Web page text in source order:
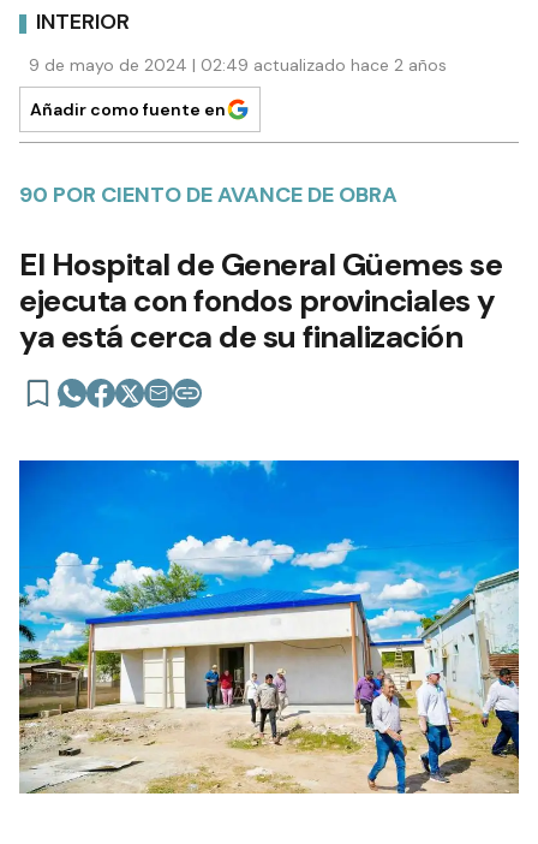
INTERIOR
9 de mayo de 2024 | 02:49 actualizado hace 2 años
Añadir como fuente en
90 POR CIENTO DE AVANCE DE OBRA
El Hospital de General Güemes se
ejecuta con fondos provinciales y
ya está cerca de su finalización